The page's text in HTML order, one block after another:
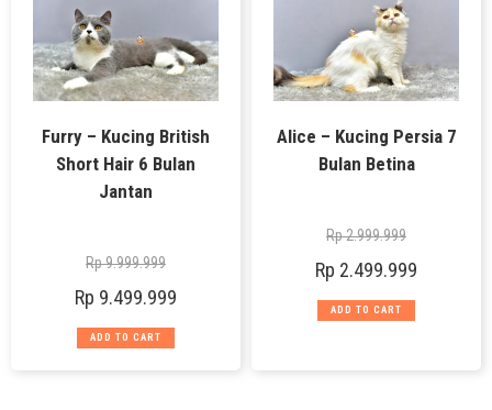
Furry – Kucing British
Short Hair 6 Bulan
Jantan
Rp9.999.999
Rp 9.499.999
ADD TO CART
Alice – Kucing Persia 7
Bulan Betina
Rp2.999.999
Rp 2.499.999
ADD TO CART